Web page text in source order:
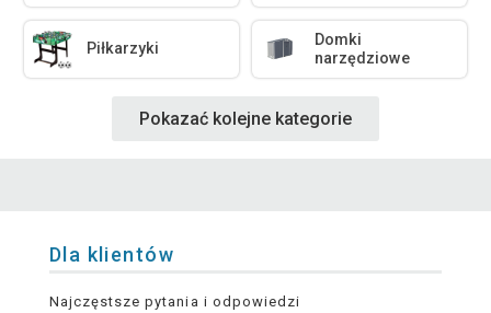
Piłkarzyki
Domki
narzędziowe
Pokazać kolejne kategorie
Dla klientów
Najczęstsze pytania i odpowiedzi